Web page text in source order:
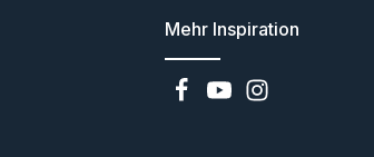
Mehr Inspiration